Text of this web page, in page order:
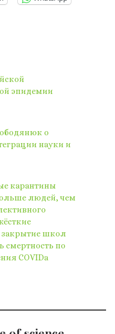
эпидемии
о
науки и
карантины
людей, чем
закрытие школ
смертность по
COVIDа